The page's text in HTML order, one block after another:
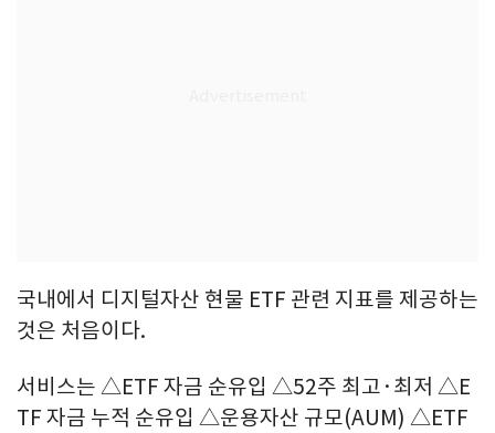
국내에서 디지털자산 현물 ETF 관련 지표를 제공하는
것은 처음이다.
서비스는 △ETF 자금 순유입 △52주 최고·최저 △E
TF 자금 누적 순유입 △운용자산 규모(AUM) △ETF